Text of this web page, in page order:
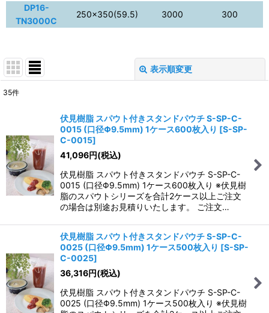
DP16-
TN3000C
250×350(59.5) 3000 300
表示順変更
並び順:
絞り込む
35件
伏見樹脂 スパウト付きスタンドパウチ S-SP-C-
0015 (口径Φ9.5mm) 1ケース600枚入り [S-SP-
C-0015]
41,096円(税込)
伏見樹脂 スパウト付きスタンドパウチ S-SP-C-
0015 (口径Φ9.5mm) 1ケース600枚入り ※伏見樹
脂のスパウトシリーズを合計2ケース以上ご注文
の場合は別途お見積りいたします。 ご注文…
伏見樹脂 スパウト付きスタンドパウチ S-SP-C-
0025 (口径Φ9.5mm) 1ケース500枚入り [S-SP-
C-0025]
36,316円(税込)
伏見樹脂 スパウト付きスタンドパウチ S-SP-C-
0025 (口径Φ9.5mm) 1ケース500枚入り ※伏見樹